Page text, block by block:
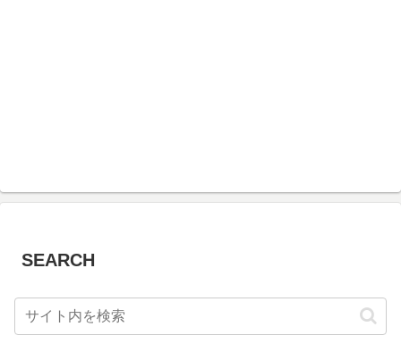
SEARCH